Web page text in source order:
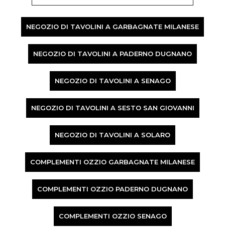
NEGOZIO DI TAVOLINI A GARBAGNATE MILANESE
NEGOZIO DI TAVOLINI A PADERNO DUGNANO
NEGOZIO DI TAVOLINI A SENAGO
NEGOZIO DI TAVOLINI A SESTO SAN GIOVANNI
NEGOZIO DI TAVOLINI A SOLARO
COMPLEMENTI OZZIO GARBAGNATE MILANESE
COMPLEMENTI OZZIO PADERNO DUGNANO
COMPLEMENTI OZZIO SENAGO